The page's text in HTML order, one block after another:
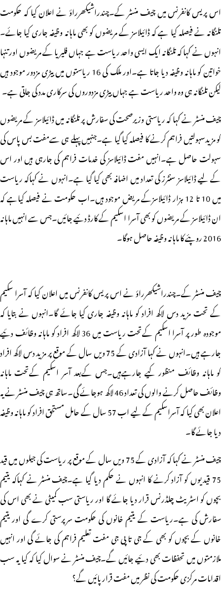
اس پریس کانفرنس میں چیف منسٹر کے۔چندراشیکھرراؤ نے اعلان کیا کہ حکومت
تلنگانہ نے فیصلہ کیا ہے کہ ڈائیلاسز کے مریضوں کو بھی ماہانہ وظیفہ جاری کیا جائے۔
انہوں نے کہا کہ تلنگانہ ایک ایسی واحد ریاست ہے جہاں فلیریا کے مریضوں اور تنہا
خواتین کو ماہانہ وظیفہ دیا جاتا ہے۔اور ملک کی 16 ریاستوں میں بیڑی مزدور موجود ہیں
لیکن تلنگانہ ہی وہ واحد ریاست ہے جہاں بیڑی مزدوروں کی سرکاری مدد کی جاتی ہے۔
چیف منسٹر نے کہا کہ ریاستی وزیرصحت کی سفارش پر تلنگانہ میں ڈائیلاسز کے مریضوں
کو مزیدسہولتیں فراہم کرنے کا فیصلہ کیا گیا ہے۔جنہیں پہلے ہی سےمفت بس پاس کی
سہولت حاصل ہے۔انہیں مفت ڈائیلاسز کی خدمات فراہم کی جارہی ہیں اور اس
کے لیے ڈائیلاسز سنٹرز کی تعداد میں اضافہ بھی کیا گیا ہے۔انہوں نے کہاکہ ریاست
میں 10 تا 12 ہزار ڈائیلاسزکے مریض موجود ہیں۔اب حکومت نے فیصلہ کیاہے کہ
ان ڈائیلاسز کے مریضوں کو بھی آسرا اسکیم کے کارڈ دئیے جائیں۔جس سے انہیں ماہانہ
2016 روپئے کا ماہانہ وظیفہ حاصل ہوگا۔
چیف منسٹر کے۔چندراشیکھرراؤ نے اس پریس کانفرنس میں اعلان کیا کہ آسرا سکیم
کے تحت مزید دس لاکھ افراد کو ماہانہ وظیفہ جاری کیا جائے گا۔انہوں نے بتایا کہ
موجودہ طور پر آسرا اسکیم کےتحت ریاست میں 36 لاکھ افراد کو ماہانہ وظائف دئیے
جارہے ہیں۔انہوں نے کہا آزادی کے 75 ویں سال کے موقع پر مزید دس لاکھ افراد
کو ماہانہ وظائف منظور کیے جارہےہیں۔جس کےبعد آسر اسکیم کےتحت ماہانہ
وظائف حاصل کرنے والوں کی تعداد 46 لاکھ ہوجائے گی۔ساتھ ہی چیف منسٹر نے یہ
اعلان بھی کیا کہ آسراسکیم کے لیے اب 57 سال کے حامل مستحق افراد کو ماہانہ وظیفہ
دیا جائے گا۔
چیف منسٹر نے کہا کہ آزادی کے 75 ویں سال کے موقع پر ریاست کی جیلوں میں قید
75 قیدیوں کو آزاد کرنے کا انہوں نے حکم دیا گیا ہے۔چیف منسٹر نے کہاکہ یتیم
بچوں کو اسٹریٹ چلڈرنس قرار دیا جائے گا اور ریاستی سب کمیٹی نے بھی اس کی
سفارش کی ہے۔ریاست کے یتیم خانوں کی حکومت سرپرستی کرے گی اور یتیم
خانوں کے بچوں کو بھی کے جی تا پی جی مفت تعلیم فراہم کی جائے گی اور انہیں
ملازمتوں میں تحفظات بھی دئیے جائیں گے۔چیف منسٹر نے سوال کیا کہ کیا یہ سب
اقدامات مرکزی حکومت کی نظر میں مفت قرار پائیں گے؟